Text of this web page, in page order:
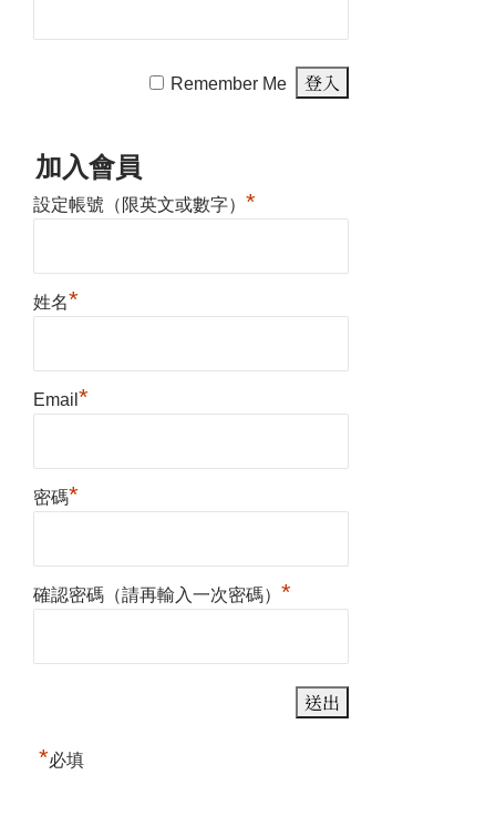
Remember Me
加入會員
設定帳號（限英文或數字） *
姓名*
Email *
密碼*
確認密碼（請再輸入一次密碼） *
*必填